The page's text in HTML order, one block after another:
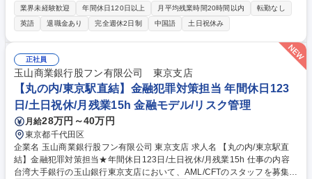
円滑にシステムを利用できる環境整備を担当いただきます。幅広いIT業務
に携わりながら専門性を高められるポジションです。 【具体的には】■IT
資産管理：資産台帳の更新、ハードウェア・ソフトウェアの正確性と可用
性の維持 ■入社対応：IT機器・ソフトウェア・アカウント設定、アクセス
権限の管理■ベンダー対応：定期メンテナンスの立会い、故障時の修理手
配 ■ITサポート：機器・ソフトウェアの一次対応、インストール・設定、
機器メンテナンス（PC、プリンター、ネットワーク、Web会議等） ※そ
の他業務内容は備考欄に記載しております。 募集職種 【丸の内/東京駅直
結】社内ITサポート/年休123日/平均残業20h以下/転勤無
業界未経験歓迎 年間休日120日以上 月平均残業時間20時間以内
転勤なし
英語
退職金あり 完全週休2日制 中国語 土日祝休み
正社員
玉山商業銀行股フン有限公司 東京支店
【丸の内/東京駅直結】金融犯罪対策担当 年間休日123
日/土日祝休/月残業15h 金融モデル/リスク管理
月給28万円～40万円
東京都千代田区
企業名 玉山商業銀行股フン有限公司 東京支店 求人名 【丸の内/東京駅直
結】金融犯罪対策担当★年間休日123日/土日祝休/月残業15h 仕事の内容
台湾大手銀行の玉山銀行東京支店において、AML/CFTのスタッフを募集い